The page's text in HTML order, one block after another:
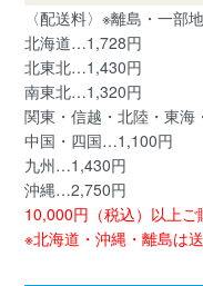
〈配送料〉※離島・一部
北海道…1,728円
北東北…1,430円
南東北…1,320円
関東・信越・北陸・東
中国・四国…1,100円
九州…1,430円
沖縄…2,750円
10,000円（税込）以上
※北海道・沖縄・離島は